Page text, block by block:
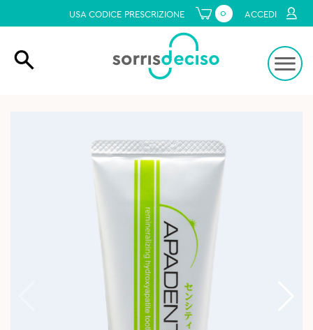
USA CODICE PRESCRIZIONE 0 ACCEDI